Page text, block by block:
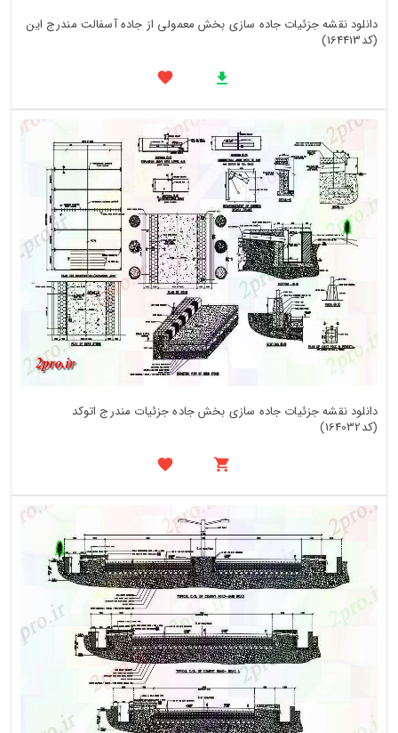
دانلود نقشه جزئیات جاده سازی بخش معمولی از جاده آسفالت مندرج این
(کد164413)
دانلود نقشه جزئیات جاده سازی بخش جاده جزئیات مندرج اتوکد
(کد164032)